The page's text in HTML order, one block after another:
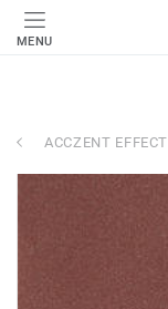
MENU
ACCZENT EFFECT